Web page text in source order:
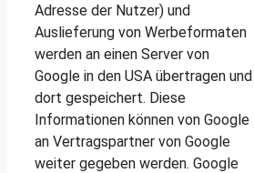
Adresse der Nutzer) und
Auslieferung von Werbeformaten
werden an einen Server von
Google in den USA übertragen und
dort gespeichert. Diese
Informationen können von Google
an Vertragspartner von Google
weiter gegeben werden. Google